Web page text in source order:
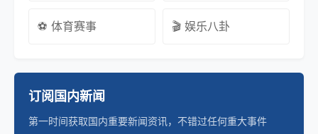
⚽ 体育赛事 🎬 娱乐八卦
订阅国内新闻
第一时间获取国内重要新闻资讯，不错过任何重大事件